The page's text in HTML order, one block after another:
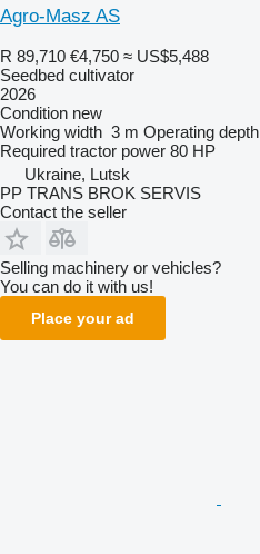
Agro-Masz AS
R 89,710 €4,750 ≈ US$5,488
Seedbed cultivator
2026
Condition new
Working width 3 m Operating depth
Required tractor power 80 HP
Ukraine, Lutsk
PP TRANS BROK SERVIS
Contact the seller
Selling machinery or vehicles?
You can do it with us!
Place your ad